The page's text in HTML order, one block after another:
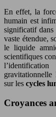
En effet, la
humain est
significatif dans
vaste étendue,
le liquide
scientifiques
gravitationnelle
sur les cycles
Croyances